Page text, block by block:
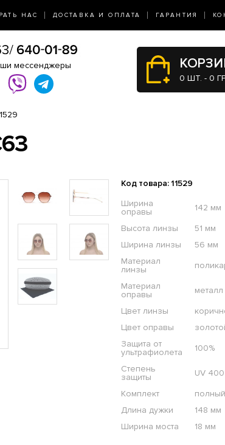
НАС ДОСТАВКА И ОПЛАТА ГАРАНТИЯ
мессенджеры
0 ШТ. - 0
Код товара: 11529
Ширина
оправы
142 мм
Высота линзы
51 мм
Ширина линзы
56 мм
Материал
линзы
Материал
оправы
металл
Цвет линзы
Цвет оправы
Защита от
ультрафиолета
100%
Степень
защиты
UV 400
Комплект
полный
Длина дужки
148 мм
Ширина моста
18 мм